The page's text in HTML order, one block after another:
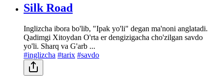
Silk Road
Inglizcha ibora bo'lib, "Ipak yo'li" degan ma'noni anglatadi.
Qadimgi Xitoydan O'rta er dengizigacha cho'zilgan savdo
yo'li. Sharq va G'arb ...
#inglizcha #tarix #savdo